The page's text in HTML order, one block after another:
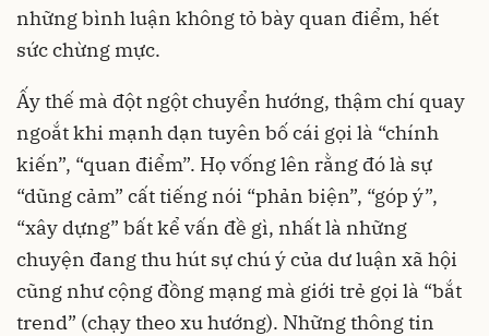
những bình luận không tỏ bày quan điểm, hết
sức chừng mực.
Ấy thế mà đột ngột chuyển hướng, thậm chí quay
ngoắt khi mạnh dạn tuyên bố cái gọi là “chính
kiến”, “quan điểm”. Họ vống lên rằng đó là sự
“dũng cảm” cất tiếng nói “phản biện”, “góp ý”,
“xây dựng” bất kể vấn đề gì, nhất là những
chuyện đang thu hút sự chú ý của dư luận xã hội
cũng như cộng đồng mạng mà giới trẻ gọi là “bắt
trend” (chạy theo xu hướng). Những thông tin